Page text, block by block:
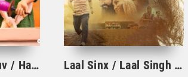
Xayr / Vidolashuv / Hayr Hind kino Uzbek tilida Laal Sinx / Laal Singh Chaddha hind kino Uzbek Tilida 2022